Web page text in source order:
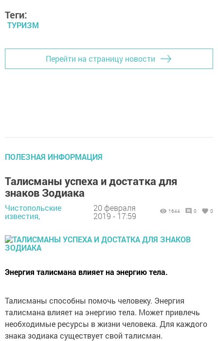
Теги:
ТУРИЗМ
Перейти на страницу новости
ПОЛЕЗНАЯ ИНФОРМАЦИЯ
Талисманы успеха и достатка для
знаков Зодиака
Чистопольские
известия,
20 февраля
2019 - 17:59
1644 0 0
Энергия талисмана влияет на энергию тела.
Талисманы способны помочь человеку. Энергия
талисмана влияет на энергию тела. Может привлечь
необходимые ресурсы в жизни человека. Для каждого
знака зодиака существует свой талисман.